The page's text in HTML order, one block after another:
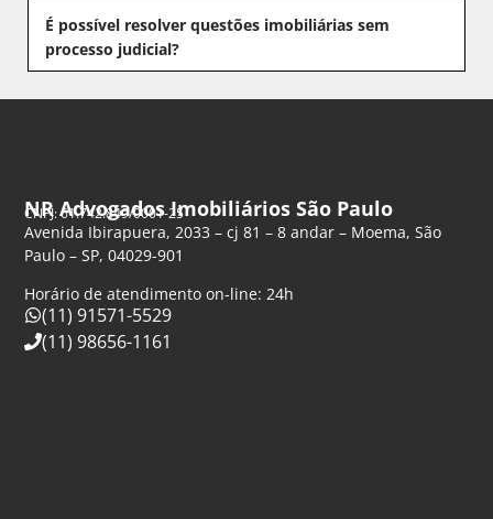
É possível resolver questões imobiliárias sem
processo judicial?
NR Advogados Imobiliários São Paulo
CNPJ: 61.742.849/0001-25
Avenida Ibirapuera, 2033 – cj 81 – 8 andar – Moema, São
Paulo – SP, 04029-901
Horário de atendimento on-line: 24h
(11) 91571-5529
(11) 98656-1161